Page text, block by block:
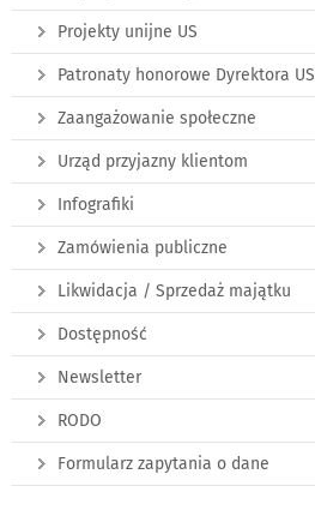
Projekty unijne US
Patronaty honorowe Dyrektora US
Zaangażowanie społeczne
Urząd przyjazny klientom
Infografiki
Zamówienia publiczne
Likwidacja / Sprzedaż majątku
Dostępność
Newsletter
RODO
Formularz zapytania o dane